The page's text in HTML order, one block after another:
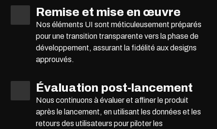
Remise et mise en œuvre
Nos éléments UI sont méticuleusement préparés
pour une transition transparente vers la phase de
développement, assurant la fidélité aux designs
approuvés.
Évaluation post-lancement
Nous continuons à évaluer et affiner le produit
après le lancement, en utilisant les données et les
retours des utilisateurs pour piloter les